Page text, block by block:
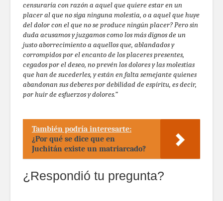
censuraría con razón a aquel que quiere estar en un
placer al que no siga ninguna molestia, o a aquel que huye
del dolor con el que no se produce ningún placer? Pero sin
duda acusamos y juzgamos como los más dignosde un
justo aborrecimiento a aquellos que, ablandados y
corrompidos por el encanto de los placeres presentes,
cegados por el deseo, no prevén los dolores y las molestias
que han de sucederles, y están en falta semejante quienes
abandonan sus deberes por debilidad de espíritu, es decir,
por huir de esfuerzos y dolores.”
También podría interesarte:
¿Por qué se dice que en
Juchitán existe un matriarcado?
¿Respondió tu pregunta?